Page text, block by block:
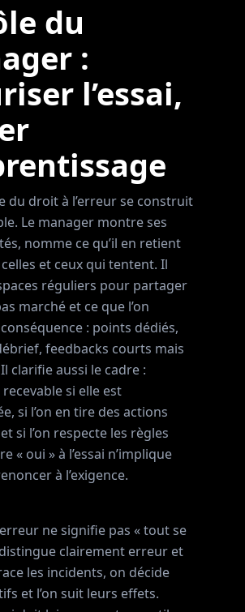
du
:
l’essai,
du droit à l’erreur se construit
Le manager montre ses
nomme ce qu’il en retient
et ceux qui tentent. Il
réguliers pour partager
marché et ce que l’on
: points dédiés,
feedbacks courts mais
clarifie aussi le cadre :
recevable si elle est
si l’on en tire des actions
si l’on respecte les règles
« oui » à l’essai n’implique
à l’exigence.
ne signifie pas « tout se
clairement erreur et
les incidents, on décide
et l’on suit leurs effets.